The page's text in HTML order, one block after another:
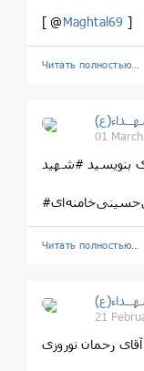
[ @Maghtal69 ]
Читать полностью…
01
Читать полностью…
21
رحمان نوروزی